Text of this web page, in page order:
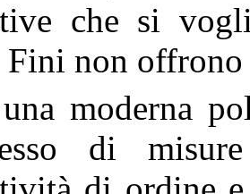
che si
non offrono
una moderna
di